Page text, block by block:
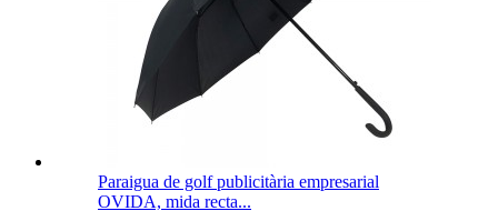
Paraigua de golf publicitària empresarial
OVIDA, mida recta...